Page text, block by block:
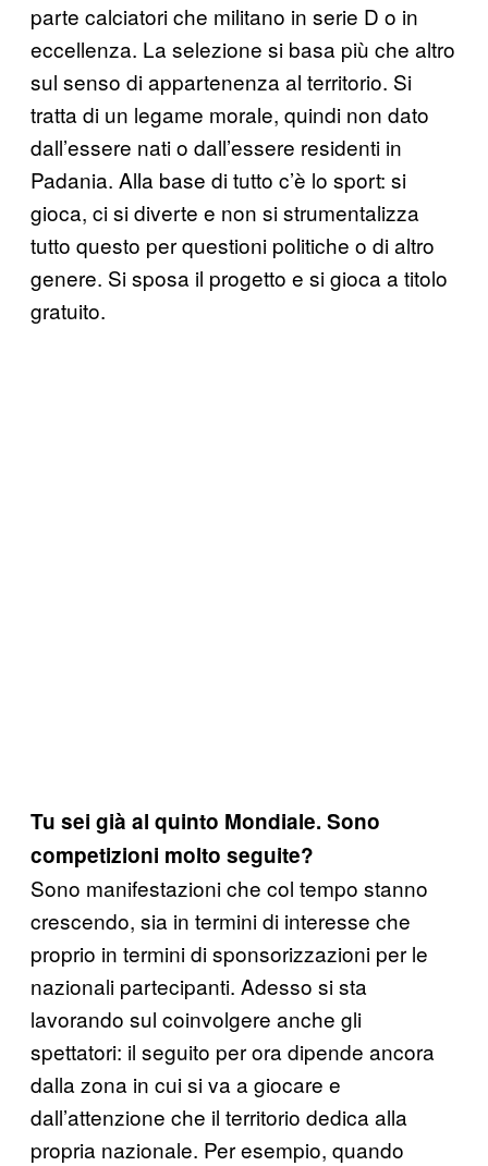
parte calciatori che militano in serie D o in
eccellenza. La selezione si basa più che altro
sul senso di appartenenza al territorio. Si
tratta di un legame morale, quindi non dato
dall’essere nati o dall’essere residenti in
Padania. Alla base di tutto c’è lo sport: si
gioca, ci si diverte e non si strumentalizza
tutto questo per questioni politiche o di altro
genere. Si sposa il progetto e si gioca a titolo
gratuito.
Tu sei già al quinto Mondiale. Sono
competizioni molto seguite?
Sono manifestazioni che col tempo stanno
crescendo, sia in termini di interesse che
proprio in termini di sponsorizzazioni per le
nazionali partecipanti. Adesso si sta
lavorando sul coinvolgere anche gli
spettatori: il seguito per ora dipende ancora
dalla zona in cui si va a giocare e
dall’attenzione che il territorio dedica alla
propria nazionale. Per esempio, quando